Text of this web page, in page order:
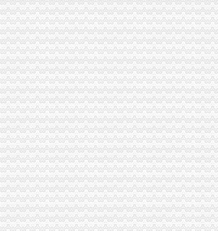
甲公司在建造的居民住宅已经完工,未办理房屋所有权证的况下,-
放开住宅注册公司限制有望全国推广_网易杭州房产频道
住宅可以注册房地产经纪服务公司吗-生活杂谈-得意生活-武汉生活消
居民楼可以进行公司注册办照吗？_搜狐财经_搜狐网
居民住宅楼内的房屋改变为经营用房注册企业应提交哪些文件？-问
放开住宅注册公司限制有望全国推广-房产新闻-抚顺搜狐焦点网
一公司注册地空挂居民楼房子卖了引新房主不满_新浪地产网
九亭注册公司_周边服务栏目_机电之家网
放开住宅注册公司限制有望全国推广-市场-三亚乐居网
毛坯住房被注册6家公司工商部门称简化审批＂惹祸＂--湖北频道--
武汉住宅地址可以注册公司吗？
住宅可以注册公司吗_百度经验
家庭住宅能用来注册公司吗？工商局给出了这样的答案
解析家庭住宅的房子能够注册公司吗？_经济论坛_天涯论坛_天涯社区
住宅楼是否可以郑州注册公司-信息服务
苏州公司注册居民楼可以办照吗？自己家里可以做住所吗？住宅可以办
原业主用房子注册了公司,怎么办？-中国房屋买卖问题-中国吉屋网
一公司注册地空挂在居民楼房子卖了引新房主不满-房产新闻-南京搜狐
我想注册一个电子商务公司做线上的销售。注册公司能用民宅吗？_问
住宅公司_标签_网易财经
城市居民住宅变经营场所引发的问题和思考